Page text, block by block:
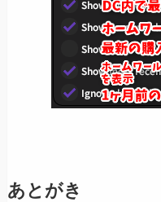
あとがき